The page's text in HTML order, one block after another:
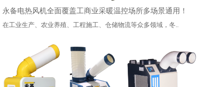
永备电热风机全面覆盖工商业采暖温控场所多场景通用！
在工业生产、农业养殖、工程施工、仓储物流等众多领域，冬..